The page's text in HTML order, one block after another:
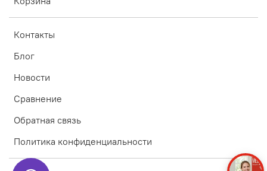
Контакты
Блог
Новости
Сравнение
Обратная связь
Политика конфиденциальности